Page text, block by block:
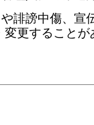
誹謗中傷、宣
変更することが